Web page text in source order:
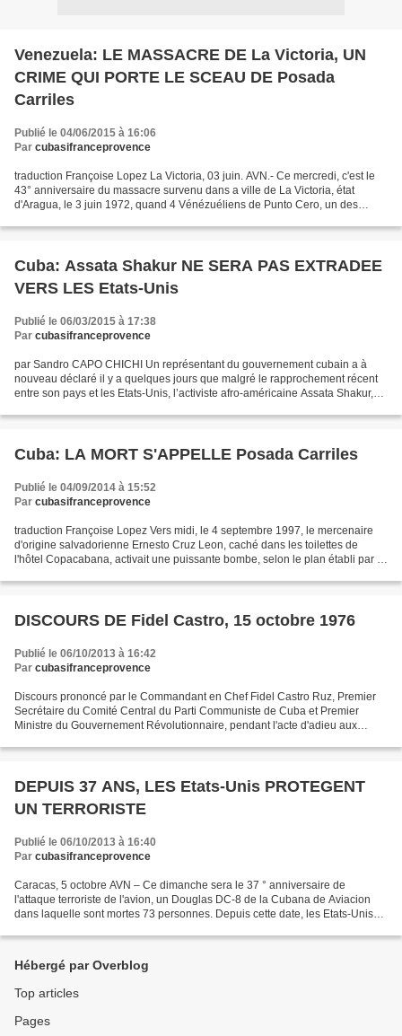
Venezuela: LE MASSACRE DE La Victoria, UN
CRIME QUI PORTE LE SCEAU DE Posada
Carriles
Publié le 04/06/2015 à 16:06
Par cubasifranceprovence
traduction Françoise Lopez La Victoria, 03 juin. AVN.- Ce mercredi, c'est le
43° anniversaire du massacre survenu dans a ville de La Victoria, état
d'Aragua, le 3 juin 1972, quand 4 Vénézuéliens de Punto Cero, un des
Cuba: Assata Shakur NE SERA PAS EXTRADEE
VERS LES Etats-Unis
Publié le 06/03/2015 à 17:38
Par cubasifranceprovence
par Sandro CAPO CHICHI Un représentant du gouvernement cubain a à
nouveau déclaré il y a quelques jours que malgré le rapprochement récent
entre son pays et les Etats-Unis, l’activiste afro-américaine Assata Shakur,
Cuba: LA MORT S'APPELLE Posada Carriles
Publié le 04/09/2014 à 15:52
Par cubasifranceprovence
traduction Françoise Lopez Vers midi, le 4 septembre 1997, le mercenaire
d'origine salvadorienne Ernesto Cruz Leon, caché dans les toilettes de
l'hôtel Copacabana, activait une puissante bombe, selon le plan établi par le
DISCOURS DE Fidel Castro, 15 octobre 1976
Publié le 06/10/2013 à 16:42
Par cubasifranceprovence
Discours prononcé par le Commandant en Chef Fidel Castro Ruz, Premier
Secrétaire du Comité Central du Parti Communiste de Cuba et Premier
Ministre du Gouvernement Révolutionnaire, pendant l'acte d'adieu aux
DEPUIS 37 ANS, LES Etats-Unis PROTEGENT
UN TERRORISTE
Publié le 06/10/2013 à 16:40
Par cubasifranceprovence
Caracas, 5 octobre AVN – Ce dimanche sera le 37 ° anniversaire de
l'attaque terroriste de l'avion, un Douglas DC-8 de la Cubana de Aviacion
dans laquelle sont mortes 73 personnes. Depuis cette date, les Etats-Unis
Hébergé par Overblog
Top articles
Pages